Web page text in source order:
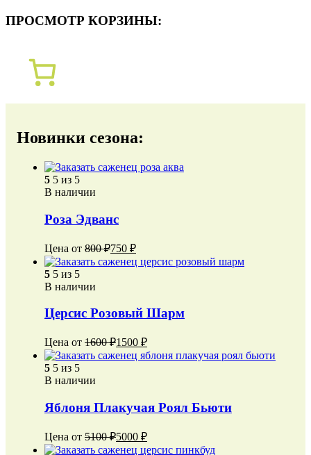
ПРОСМОТР КОРЗИНЫ:
Новинки сезона:
5 5 из 5
В наличии
Роза Эдванс
Цена от 800₽750 ₽
5 5 из 5
В наличии
Церсис Розовый Шарм
Цена от 1600₽1500 ₽
5 5 из 5
В наличии
Яблоня Плакучая Роял Бьюти
Цена от 5100₽5000 ₽